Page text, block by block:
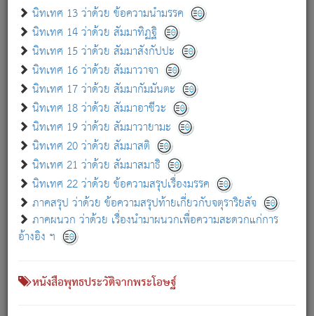
นิทเทศ 13 ว่าด้วย ข้อความนำมรรค
นิทเทศ 14 ว่าด้วย สัมมาทิฏฐิ
นิทเทศ 15 ว่าด้วย สัมมาสังกัปปะ
นิทเทศ 16 ว่าด้วย สัมมาวาจา
นิทเทศ 17 ว่าด้วย สัมมากัมมันตะ
นิทเทศ 18 ว่าด้วย สัมมาอาชีวะ
นิทเทศ 19 ว่าด้วย สัมมาวายามะ
นิทเทศ 20 ว่าด้วย สัมมาสติ
นิทเทศ 21 ว่าด้วย สัมมาสมาธิ
นิทเทศ 22 ว่าด้วย ข้อความสรุปเรื่องมรรค
ภาคสรุป ว่าด้วย ข้อความสรุปท้ายเกี่ยวกับจตุราริยสัจ
ภาคผนวก ว่าด้วย เรื่องนำมาผนวกเพื่อความสะดวกแก่การ
อ้างอิง ฯ
หนังสือพุทธประวัติจากพระโอษฐ์
เกี่ยวกับธรรมโฆษณ์ออนไลน์ (Disclaimer)
แม้ระบบ "ธรรมโฆษณ์ออนไลน์" พยายามปรับปรุงข้อมูลให้ถูกต้องมากที่สุด
ผู้ศึกษาก็พึงตรวจสอบกับตัวเล่มหนังสือต้นฉบับ ที่มีการพิมพ์ครั้งล่าสุด
ก่อนนำข้อมูลไปใช้ในการอ้างอิง"
เกี่ยวกับอัตถจารี|เกี่ยวกับการพัฒนา|แจ้งข้อผิดพลาด / แนะนำ
หนังสือที่เกี่ยวข้อง